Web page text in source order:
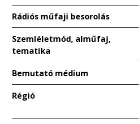
Rádiós műfaji besorolás
Szemléletmód, alműfaj,
tematika
Bemutató médium
Régió